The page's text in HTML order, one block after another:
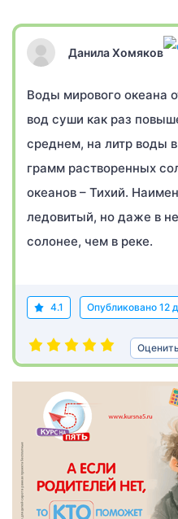
Данила Хомяков
Воды мирового океана
вод суши как раз
среднем, на литр воды
грамм растворенных
океанов – Тихий.
ледовитый, но даже в
солонее, чем в реке.
4.1 Опубликовано 12